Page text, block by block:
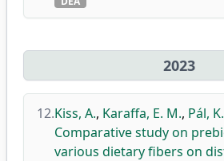
2023
12.Kiss, A., Karaffa, E. M., Pál, K.
Comparative study on
various dietary fibers on